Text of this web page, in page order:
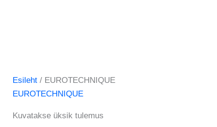
Esileht / EUROTECHNIQUE
EUROTECHNIQUE
Kuvatakse üksik tulemus